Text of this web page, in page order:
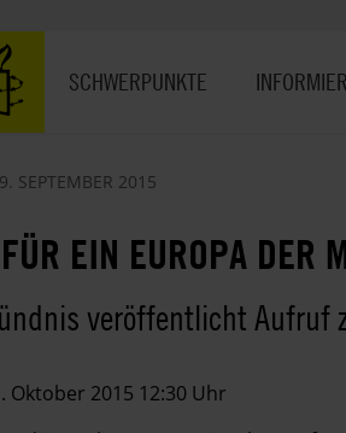
SCHWERPUNKTE
SEPTEMBER 2015
EIN EUROPA DER
veröffentlicht Aufruf
Oktober 2015 12:30 Uhr